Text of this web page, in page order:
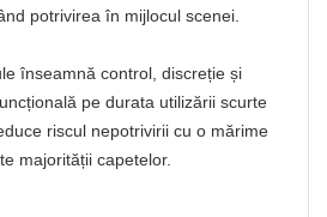
potrivirea în mijlocul scenei.
înseamnă control, discreție și
pe durata utilizării scurte
riscul nepotrivirii cu o mărime
majorității capetelor.